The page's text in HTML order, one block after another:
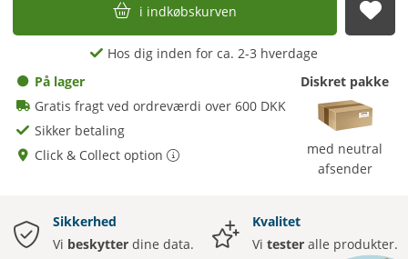
i indkøbskurven
Hos dig inden for ca. 2-3 hverdage
På lager
Gratis fragt ved ordreværdi over 600 DKK
Sikker betaling
Click & Collect option
Diskret pakke
med neutral
afsender
Sikkerhed
Vi beskytter dine data.
Kvalitet
Vi tester alle produkter.